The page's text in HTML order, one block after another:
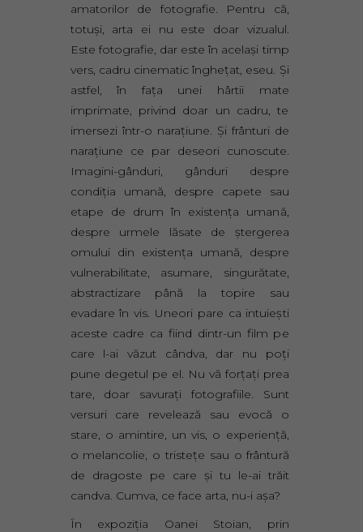
amatorilor de fotografie. Pentru că,
totuși, arta ei nu este doar vizualul.
Este fotografie, dar este în același timp
vers, cadru cinematic înghețat, eseu. Și
astfel, în fața unei hârtii mate
imprimate, privind doar un cadru, te
imersezi într-o narațiune. Și frânturi de
narațiune ce par deseori cunoscute.
Imagini-gânduri, gânduri despre
condiția umană, despre capete sau
etape de drum în existența umană,
despre urmele lăsate de ștergerea
omului din existența umană, despre
vulnerabilitate, asumare, singurătate,
abstractizare până la topire sau
evadare în vis. Uneori pare ca intuiești
aceste cadre ca fiind dintr-un film pe
care l-ai văzut cândva, dar nu poți
pune degetul pe el. Nu vă forțați prea
tare, doar savurați fotografiile. Sunt
versuri care revelează sau evocă o
stare, o amintire, un vis, o experiență,
o melancolie, o tristețe sau o frântură
de dragoste pe care și tu le-ai trăit
candva. Cumva, ce face arta, nu-i așa?
În expoziția Oanei Stoian, prin